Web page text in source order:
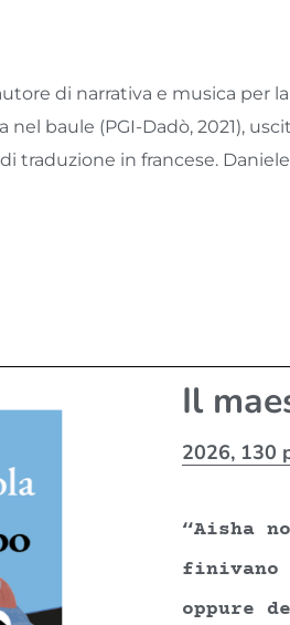
di narrativa e musica per
baule (PGI-Dadò, 2021),
traduzione in francese.
Il
2026, 130
“Aisha
finivano
oppure